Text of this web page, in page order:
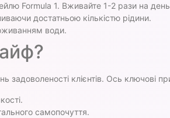
Formula 1. Вживайте 1-2 рази на
достатньою кількістю рідини.
води.
задоволеності клієнтів. Ось ключові
самопочуття.